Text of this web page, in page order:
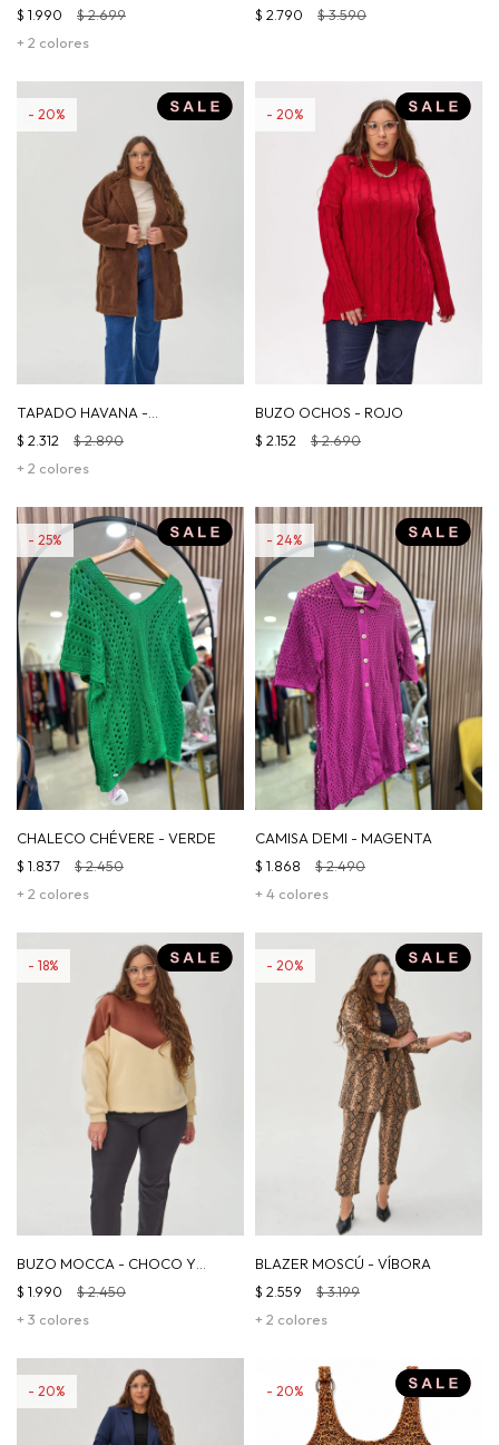
+ 2 colores
$ 1.990 $2.699
$ 2.790 $3.590
TAPADO HAVANA -
CHOCOLATE
+ 2 colores
$ 2.312 $2.890
20
BUZO OCHOS - ROJO
$ 2.152 $2.690
20
CHALECO CHÉVERE - VERDE
+ 2 colores
$ 1.837 $2.450
25
CAMISA DEMI - MAGENTA
+ 4 colores
$ 1.868 $2.490
24
BUZO MOCCA - CHOCO Y
BEIGE
+ 3 colores
$ 1.990 $2.450
18
BLAZER MOSCÚ - VÍBORA
+ 2 colores
$ 2.559 $3.199
20
20 20